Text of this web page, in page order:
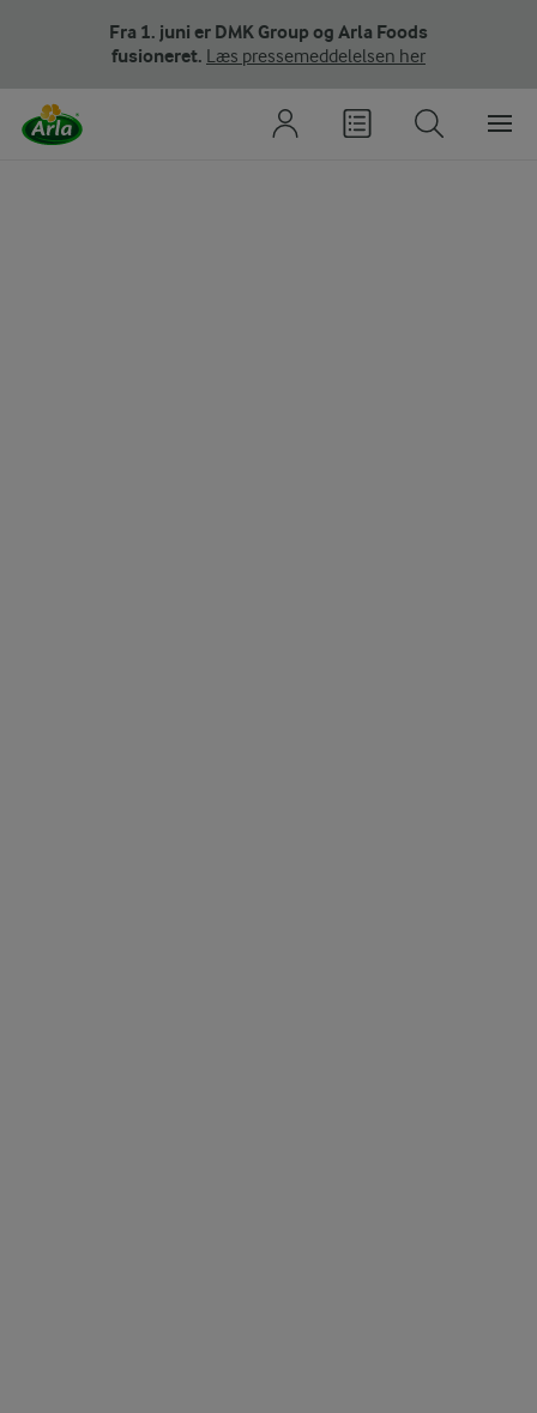
Fra 1. juni er DMK Group og Arla Foods
fusioneret. Læs pressemeddelelsen her